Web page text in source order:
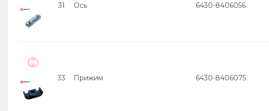
31 Ось 6430-8406056
33 Прижим 6430-8406075